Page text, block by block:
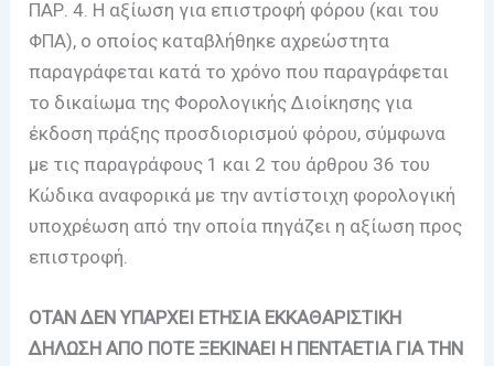
ΠΑΡ. 4. Η αξίωση για επιστροφή φόρου (και του
ΦΠΑ), ο οποίος καταβλήθηκε αχρεώστητα
παραγράφεται κατά το χρόνο που παραγράφεται
το δικαίωμα της Φορολογικής Διοίκησης για
έκδοση πράξης προσδιορισμού φόρου, σύμφωνα
με τις παραγράφους 1 και 2 του άρθρου 36 του
Κώδικα αναφορικά με την αντίστοιχη φορολογική
υποχρέωση από την οποία πηγάζει η αξίωση προς
επιστροφή.
ΟΤΑΝ ΔΕΝ ΥΠΑΡΧΕΙ ΕΤΗΣΙΑ ΕΚΚΑΘΑΡΙΣΤΙΚΗ
ΔΗΛΩΣΗ ΑΠΟ ΠΟΤΕ ΞΕΚΙΝΑΕΙ Η ΠΕΝΤΑΕΤΙΑ ΓΙΑ ΤΗΝ